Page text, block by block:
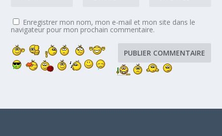
Enregistrer mon nom, mon e-mail et mon site dans le
navigateur pour mon prochain commentaire.